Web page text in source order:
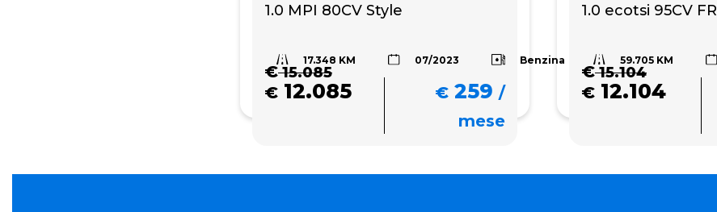
1.0 MPI 80CV Style
17.348 KM 07/2023 Benzina
€15.085
€ 12.085 € 259 /
mese
1.0 ecotsi 95CV FR
59.705 KM
€15.104
€ 12.104